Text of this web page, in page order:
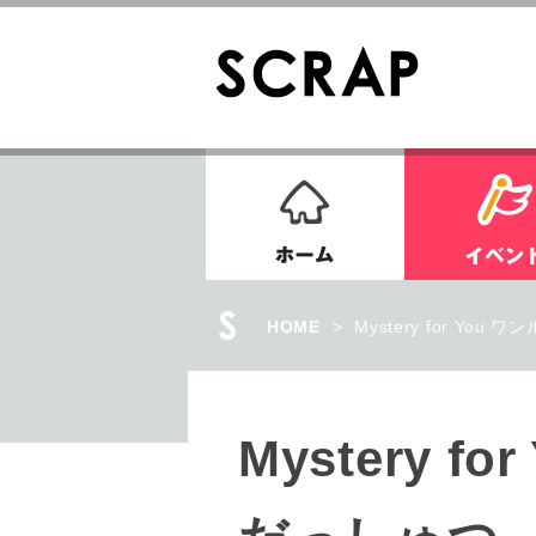
ホーム
HOME > Mystery for You ワン
Mystery for